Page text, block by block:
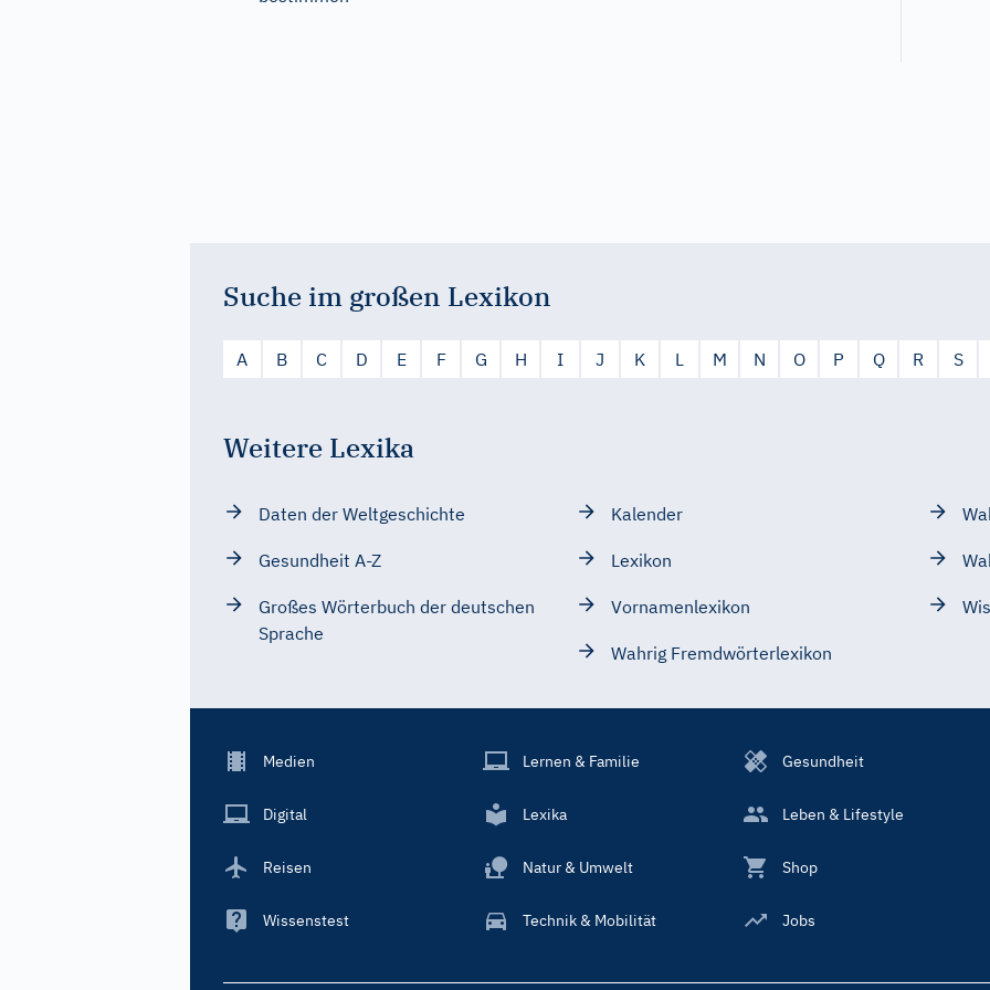
Suche im großen Lexikon
A B C D E F G H I J K L M N O P Q R S
Weitere Lexika
Daten der Weltgeschichte
Gesundheit A-Z
Großes Wörterbuch der deutschen
Sprache
Kalender
Lexikon
Vornamenlexikon
Wahrig Fremdwörterlexikon
Footer
Main
Medien
Digital
Reisen
Wissenstest
Lernen & Familie
Lexika
Natur & Umwelt
Technik & Mobilität
Gesundheit
Leben & Lifestyle
Shop
Jobs